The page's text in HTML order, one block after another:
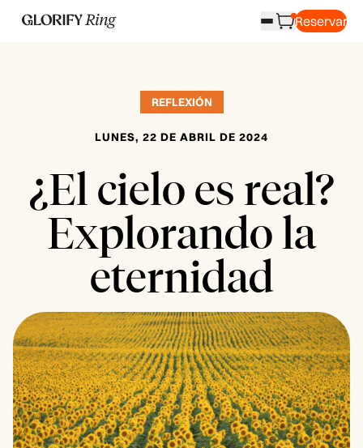
Reservar
REFLEXIÓN
LUNES, 22 DE ABRIL DE 2024
¿El cielo es real?
Explorando la
eternidad